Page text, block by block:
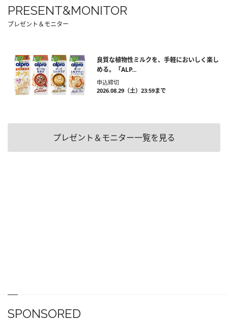
PRESENT&MONITOR
プレゼント＆モニター
良質な植物性ミルクを、手軽においしく楽し
める。「ALP...
申込締切
2026.08.29（土）23:59まで
プレゼント＆モニター一覧を見る
SPONSORED